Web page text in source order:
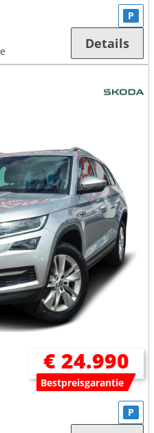
P
Details
€ 24.990
Bestpreisgarantie
P